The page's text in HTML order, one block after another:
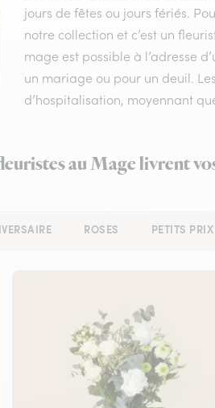
jours de fêtes ou jours fériés.
notre collection et c’est un
mage est possible à l’adresse
un mariage ou pour un deuil.
d’hospitalisation, moyennant
au Mage livrent
ROSES PETITS PRIX